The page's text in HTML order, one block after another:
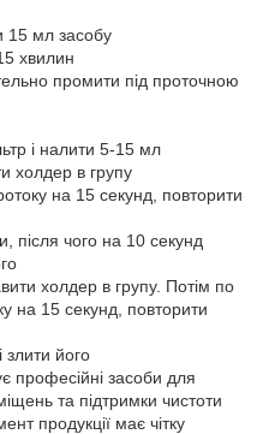
15 мл засобу
хвилин
промити під проточною
і налити 5-15 мл
холдер в групу
на 15 секунд, повторити
після чого на 10 секунд
холдер в групу. Потім по
на 15 секунд, повторити
злити його
професійні засоби для
та підтримки чистоти
продукції має чітку